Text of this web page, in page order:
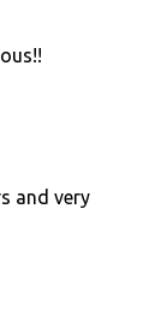
and very